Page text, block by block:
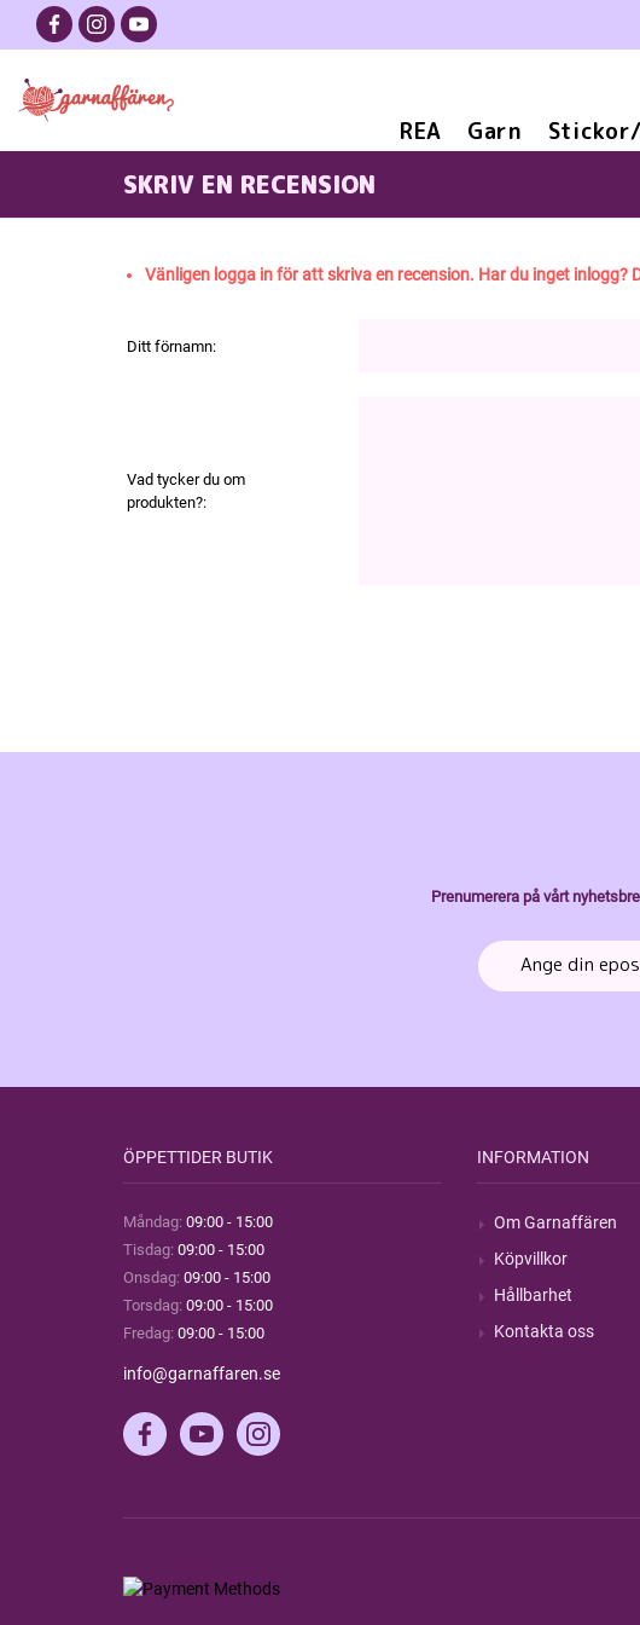
REA Garn
SKRIV EN RECENSION
Vänligen logga in för att skriva en recension. Har du inget inlogg?
Ditt förnamn:
Vad tycker du om
produkten?:
Prenumerera på vårt
ÖPPETTIDER BUTIK
Måndag: 09:00 - 15:00
Tisdag: 09:00 - 15:00
Onsdag: 09:00 - 15:00
Torsdag: 09:00 - 15:00
Fredag: 09:00 - 15:00
info@garnaffaren.se
INFORMATION
Om Garnaffären
Köpvillkor
Hållbarhet
Kontakta oss